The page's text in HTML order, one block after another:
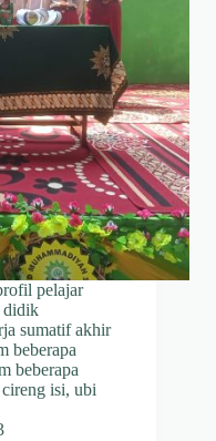
pelajar
didik
sumatif akhir
beberapa
beberapa
isi, ubi